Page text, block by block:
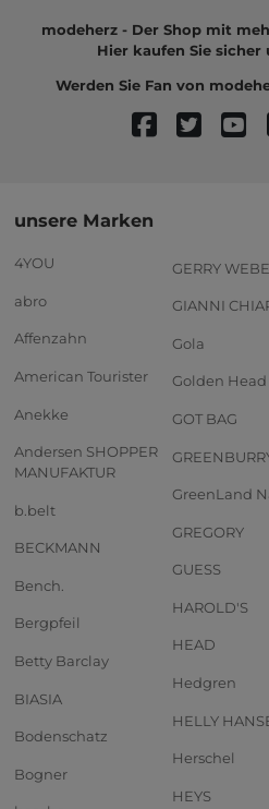
modeherz - Der Shop mit
Hier kaufen Sie sicher
Werden Sie Fan von
unsere Marken
4YOU
abro
Affenzahn
American Tourister
Anekke
Andersen SHOPPER
MANUFAKTUR
b.belt
BECKMANN
Bench.
Bergpfeil
Betty Barclay
BIASIA
Bodenschatz
Bogner
GERRY
GIANNI
Gola
Golden Head
GOT BAG
GreenLand
GREGORY
GUESS
HAROLD'S
HEAD
Hedgren
HELLY
Herschel
HEYS